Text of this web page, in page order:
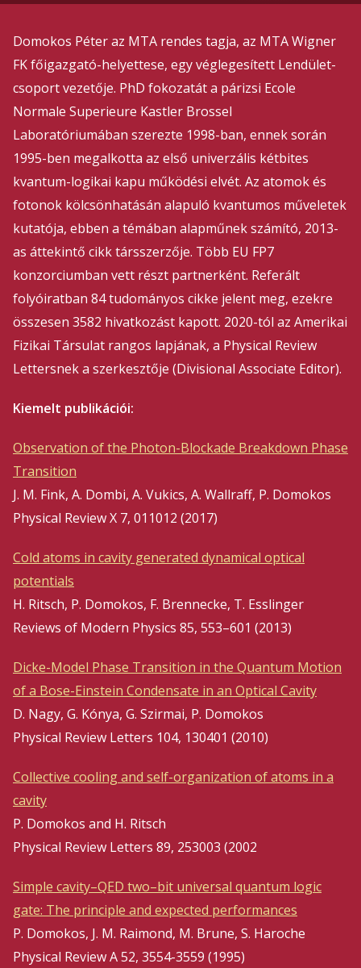
Domokos Péter az MTA rendes tagja, az MTA Wigner
FK főigazgató-helyettese, egy véglegesített Lendület-
csoport vezetője. PhD fokozatát a párizsi Ecole
Normale Superieure Kastler Brossel
Laboratóriumában szerezte 1998-ban, ennek során
1995-ben megalkotta az első univerzális kétbites
kvantum-logikai kapu működési elvét. Az atomok és
fotonok kölcsönhatásán alapuló kvantumos műveletek
kutatója, ebben a témában alapműnek számító, 2013-
as áttekintő cikk társszerzője. Több EU FP7
konzorciumban vett részt partnerként. Referált
folyóiratban 84 tudományos cikke jelent meg, ezekre
összesen 3582 hivatkozást kapott. 2020-tól az Amerikai
Fizikai Társulat rangos lapjának, a Physical Review
Lettersnek a szerkesztője (Divisional Associate Editor).
Kiemelt publikációi:
Observation of the Photon-Blockade Breakdown Phase
Transition
J. M. Fink, A. Dombi, A. Vukics, A. Wallraff, P. Domokos
Physical Review X 7, 011012 (2017)
Cold atoms in cavity generated dynamical optical
potentials
H. Ritsch, P. Domokos, F. Brennecke, T. Esslinger
Reviews of Modern Physics 85, 553–601 (2013)
Dicke-Model Phase Transition in the Quantum Motion
of a Bose-Einstein Condensate in an Optical Cavity
D. Nagy, G. Kónya, G. Szirmai, P. Domokos
Physical Review Letters 104, 130401 (2010)
Collective cooling and self-organization of atoms in a
cavity
P. Domokos and H. Ritsch
Physical Review Letters 89, 253003 (2002
Simple cavity–QED two–bit universal quantum logic
gate: The principle and expected performances
P. Domokos, J. M. Raimond, M. Brune, S. Haroche
Physical Review A 52, 3554-3559 (1995)